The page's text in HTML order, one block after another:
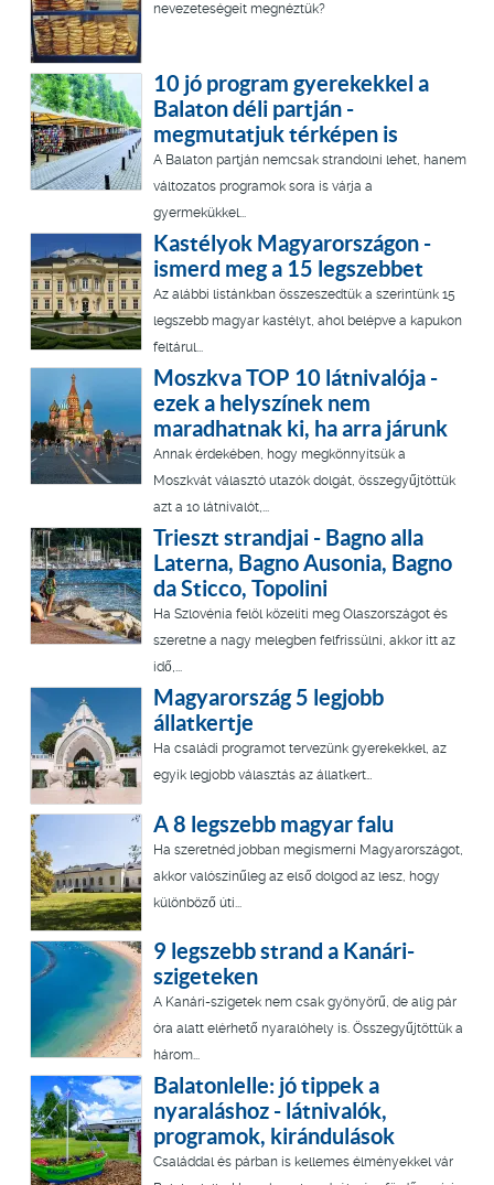
nevezeteségeit megnéztük?
10 jó program gyerekekkel a
Balaton déli partján -
megmutatjuk térképen is
A Balaton partján nemcsak strandolni lehet, hanem
változatos programok sora is várja a
gyermekükkel...
Kastélyok Magyarországon -
ismerd meg a 15 legszebbet
Az alábbi listánkban összeszedtük a szerintünk 15
legszebb magyar kastélyt, ahol belépve a kapukon
feltárul...
Moszkva TOP 10 látnivalója -
ezek a helyszínek nem
maradhatnak ki, ha arra járunk
Annak érdekében, hogy megkönnyítsük a
Moszkvát választó utazók dolgát, összegyűjtöttük
azt a 10 látnivalót,...
Trieszt strandjai - Bagno alla
Laterna, Bagno Ausonia, Bagno
da Sticco, Topolini
Ha Szlovénia felöl közelíti meg Olaszországot és
szeretne a nagy melegben felfrissülni, akkor itt az
idő,...
Magyarország 5 legjobb
állatkertje
Ha családi programot tervezünk gyerekekkel, az
egyik legjobb választás az állatkert…
A 8 legszebb magyar falu
Ha szeretnéd jobban megismerni Magyarországot,
akkor valószínűleg az első dolgod az lesz, hogy
különböző úti...
9 legszebb strand a Kanári-
szigeteken
A Kanári-szigetek nem csak gyönyörű, de alig pár
óra alatt elérhető nyaralóhely is. Összegyűjtöttük a
három...
Balatonlelle: jó tippek a
nyaraláshoz - látnivalók,
programok, kirándulások
Családdal és párban is kellemes élményekkel vár